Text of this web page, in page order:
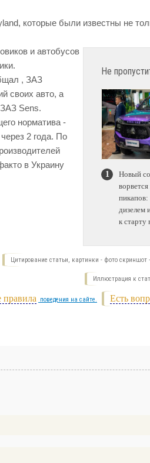
которые были известны не
Не
Новый
дизелем
к старту
и автобусов
, ЗАЗ
своих авто, а
Sens.
норматива -
2 года. По
в Украину
Цитирование статьи, картинки - фото скриншот -
Иллюстрация к
Есть
поведения на сайте.